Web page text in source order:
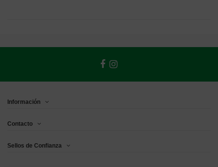
Información
Contacto
Sellos de Confianza